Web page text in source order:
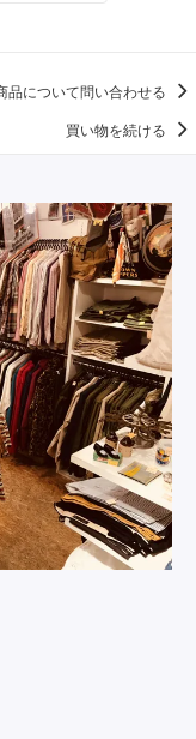
品について問い合わせる
買い物を続ける